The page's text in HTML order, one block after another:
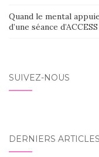
Quand le mental
d’une séance
SUIVEZ-NOUS
DERNIERS ARTICLES